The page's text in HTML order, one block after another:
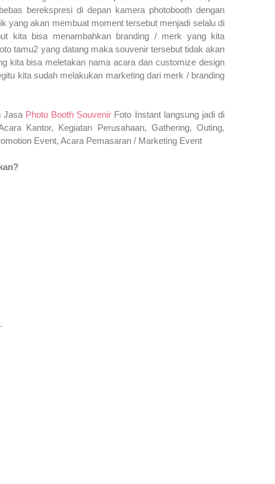
berekspresi di depan kamera photobooth dengan
yang akan membuat moment tersebut menjadi selalu di
kita bisa menambahkan branding / merk yang kita
tamu2 yang datang maka souvenir tersebut tidak akan
kita bisa meletakan nama acara dancustomize design
kita sudah melakukan marketing dari merk / branding
Jasa Photo Booth Souvenir Foto Instant langsung jadi di
Kantor, Kegiatan Perusahaan, Gathering, Outing,
Event, Acara Pemasaran / Marketing Event